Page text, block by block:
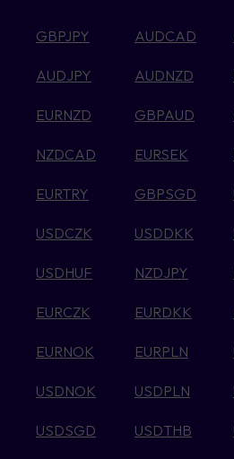
GBPJPY AUDCAD
AUDJPY AUDNZD
EURNZD GBPAUD
NZDCAD EURSEK
EURTRY GBPSGD
USDCZK USDDKK
USDHUF NZDJPY
EURCZK EURDKK
EURNOK EURPLN
USDNOK USDPLN
USDSGD USDTHB